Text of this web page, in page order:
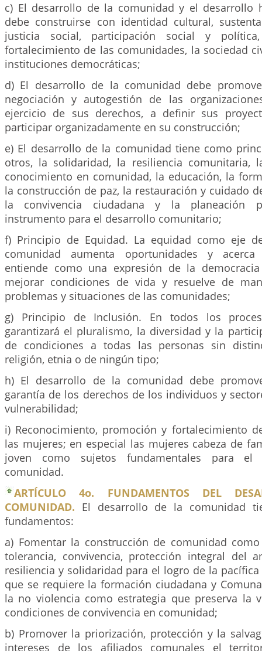
c) El desarrollo de la comunidad y el desarrollo
debe construirse con identidad cultural,
justicia social, participación social y
fortalecimiento de las comunidades, la sociedad
instituciones democráticas;
d) El desarrollo de la comunidad debe
negociación y autogestión de las
ejercicio de sus derechos, a definir sus
participar organizadamente en su construcción;
e) El desarrollo de la comunidad tiene como
otros, la solidaridad, la resiliencia comunitaria,
conocimiento en comunidad, la educación, la
la construcción de paz, la restauración y cuidado
la convivencia ciudadana y la planeación
instrumento para el desarrollo comunitario;
f) Principio de Equidad. La equidad como eje
comunidad aumenta oportunidades y
entiende como una expresión de la
mejorar condiciones de vida y resuelve de
problemas y situaciones de las comunidades;
g) Principio de Inclusión. En todos los
garantizará el pluralismo, la diversidad y la
de condiciones a todas las personas sin
religión, etnia o de ningún tipo;
h) El desarrollo de la comunidad debe
garantía de los derechos de los individuos y
vulnerabilidad;
i) Reconocimiento, promoción y fortalecimiento
las mujeres; en especial las mujeres cabeza de
joven como sujetos fundamentales para
comunidad.
ARTÍCULO 4o. FUNDAMENTOS DEL
COMUNIDAD. El desarrollo de la comunidad
fundamentos:
a) Fomentar la construcción de comunidad
tolerancia, convivencia, protección integral del
resiliencia y solidaridad para el logro de la
que se requiere la formación ciudadana y
la no violencia como estrategia que preserva la
condiciones de convivencia en comunidad;
b) Promover la priorización, protección y la
intereses de los afiliados comunales el